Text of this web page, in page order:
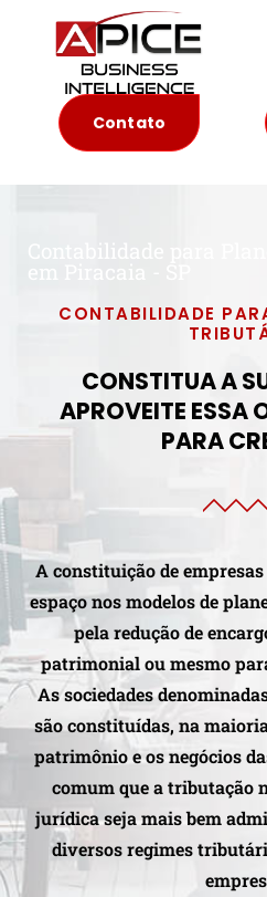
Contato
CONTABILIDADE
CONSTITUA A
APROVEITE ESSA
PARA
A constituição de
espaço nos modelos de
pela redução de
patrimonial ou mesmo
As sociedades
são constituídas, na
patrimônio e os negócios
comum que a tributação
jurídica seja mais bem
diversos regimes